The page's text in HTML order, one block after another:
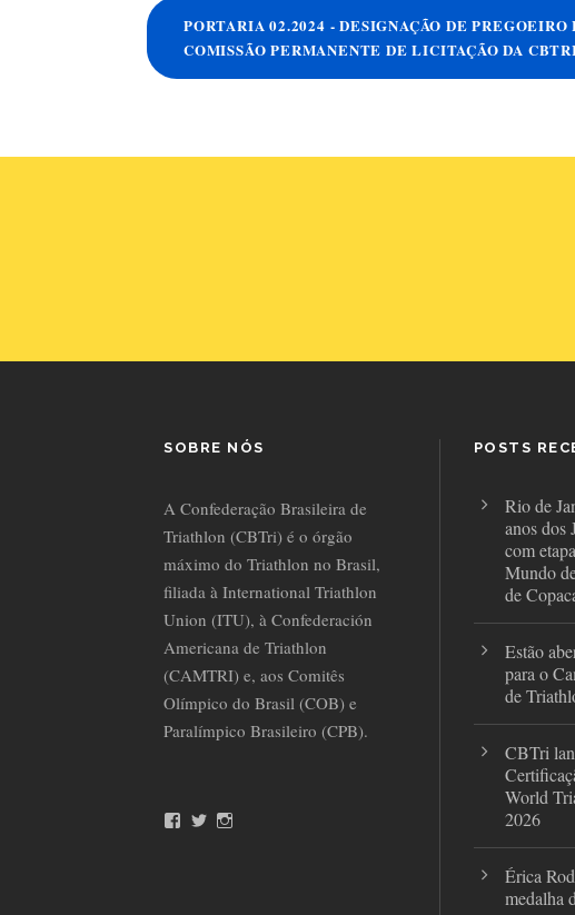
PORTARIA 02.2024 - DESIGNAÇÃO DE
COMISSÃO PERMANENTE DE LICITAÇÃO DA
SOBRE NÓS
A Confederação Brasileira de
Triathlon (CBTri) é o órgão
máximo do Triathlon no Brasil,
filiada à International Triathlon
Union (ITU), à Confederación
Americana de Triathlon
(CAMTRI) e, aos Comitês
Olímpico do Brasil (COB) e
Paralímpico Brasileiro (CPB).
T
POSTS
Rio de
anos dos
com
Mundo
de
Estão
para o
de
CBTri
World
2026
Érica
medalha